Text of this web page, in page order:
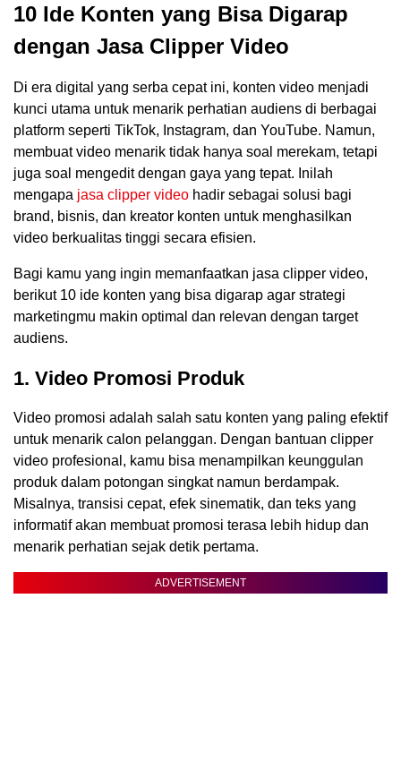
10 Ide Konten yang Bisa Digarap
dengan Jasa Clipper Video
Di era digital yang serba cepat ini, konten video menjadi
kunci utama untuk menarik perhatian audiens di berbagai
platform seperti TikTok, Instagram, dan YouTube. Namun,
membuat video menarik tidak hanya soal merekam, tetapi
juga soal mengedit dengan gaya yang tepat. Inilah
mengapa jasa clipper video hadir sebagai solusi bagi
brand, bisnis, dan kreator konten untuk menghasilkan
video berkualitas tinggi secara efisien.
Bagi kamu yang ingin memanfaatkan jasa clipper video,
berikut 10 ide konten yang bisa digarap agar strategi
marketingmu makin optimal dan relevan dengan target
audiens.
1. Video Promosi Produk
Video promosi adalah salah satu konten yang paling efektif
untuk menarik calon pelanggan. Dengan bantuan clipper
video profesional, kamu bisa menampilkan keunggulan
produk dalam potongan singkat namun berdampak.
Misalnya, transisi cepat, efek sinematik, dan teks yang
informatif akan membuat promosi terasa lebih hidup dan
menarik perhatian sejak detik pertama.
ADVERTISEMENT